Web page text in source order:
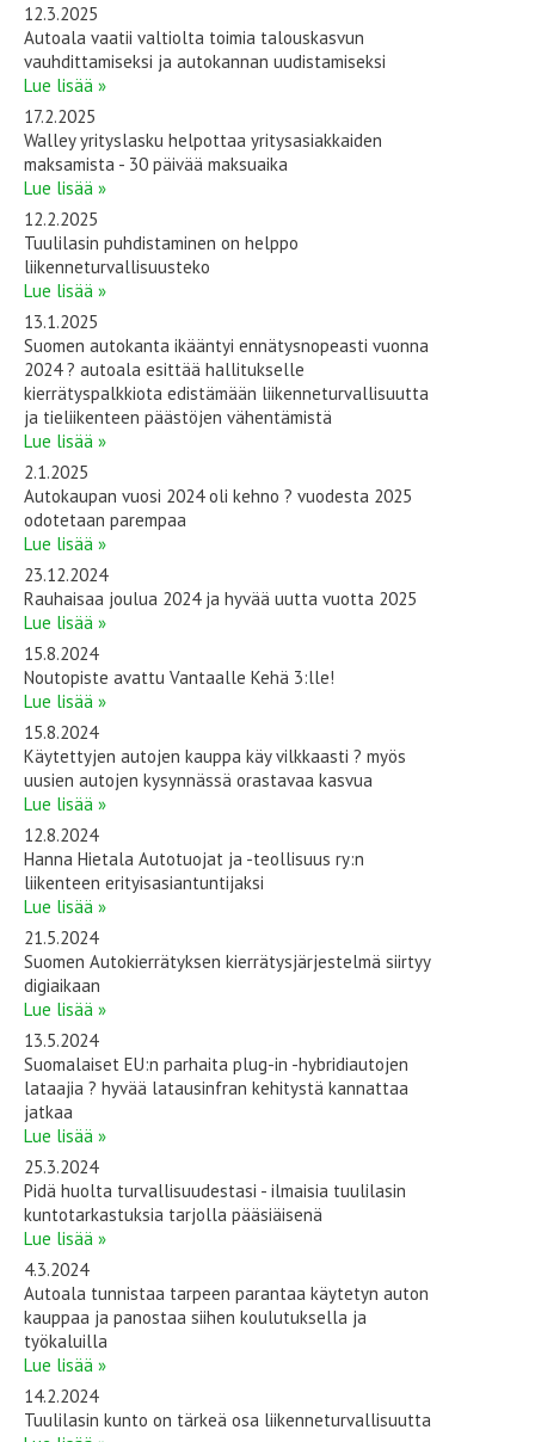
12.3.2025
Autoala vaatii valtiolta toimia talouskasvun
vauhdittamiseksi ja autokannan uudistamiseksi
Lue lisää »
17.2.2025
Walley yrityslasku helpottaa yritysasiakkaiden
maksamista - 30 päivää maksuaika
Lue lisää »
12.2.2025
Tuulilasin puhdistaminen on helppo
liikenneturvallisuusteko
Lue lisää »
13.1.2025
Suomen autokanta ikääntyi ennätysnopeasti vuonna
2024 ? autoala esittää hallitukselle
kierrätyspalkkiota edistämään liikenneturvallisuutta
ja tieliikenteen päästöjen vähentämistä
Lue lisää »
2.1.2025
Autokaupan vuosi 2024 oli kehno ? vuodesta 2025
odotetaan parempaa
Lue lisää »
23.12.2024
Rauhaisaa joulua 2024 ja hyvää uutta vuotta 2025
Lue lisää »
15.8.2024
Noutopiste avattu Vantaalle Kehä 3:lle!
Lue lisää »
15.8.2024
Käytettyjen autojen kauppa käy vilkkaasti ? myös
uusien autojen kysynnässä orastavaa kasvua
Lue lisää »
12.8.2024
Hanna Hietala Autotuojat ja -teollisuus ry:n
liikenteen erityisasiantuntijaksi
Lue lisää »
21.5.2024
Suomen Autokierrätyksen kierrätysjärjestelmä siirtyy
digiaikaan
Lue lisää »
13.5.2024
Suomalaiset EU:n parhaita plug-in -hybridiautojen
lataajia ? hyvää latausinfran kehitystä kannattaa
jatkaa
Lue lisää »
25.3.2024
Pidä huolta turvallisuudestasi - ilmaisia tuulilasin
kuntotarkastuksia tarjolla pääsiäisenä
Lue lisää »
4.3.2024
Autoala tunnistaa tarpeen parantaa käytetyn auton
kauppaa ja panostaa siihen koulutuksella ja
työkaluilla
Lue lisää »
14.2.2024
Tuulilasin kunto on tärkeä osa liikenneturvallisuutta